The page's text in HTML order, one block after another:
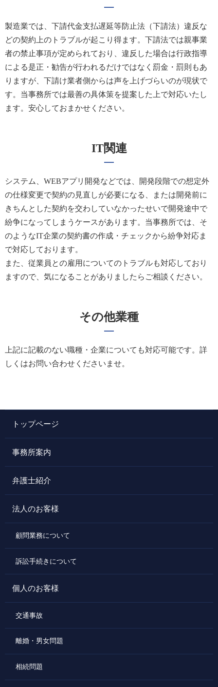
製造業では、下請代金支払遅延等防止法（下請法）違反な
どの契約上のトラブルが起こり得ます。下請法では親事業
者の禁止事項が定められており、違反した場合は行政指導
による是正・勧告が行われるだけではなく罰金・罰則もあ
りますが、下請け業者側からは声を上げづらいのが現状で
す。当事務所では最善の具体策を提案した上で対応いたし
ます。安心しておまかせください。
IT関連
システム、WEBアプリ開発などでは、開発段階での想定外
の仕様変更で契約の見直しが必要になる、または開発前に
きちんとした契約を交わしていなかったせいで開発途中で
紛争になってしまうケースがあります。当事務所では、そ
のようなIT企業の契約書の作成・チェックから紛争対応ま
で対応しております。
また、従業員との雇用についてのトラブルも対応しており
ますので、気になることがありましたらご相談ください。
その他業種
上記に記載のない職種・企業についても対応可能です。詳
しくはお問い合わせくださいませ。
トップページ
事務所案内
弁護士紹介
法人のお客様
顧問業務について
訴訟手続きについて
個人のお客様
交通事故
離婚・男女問題
相続問題